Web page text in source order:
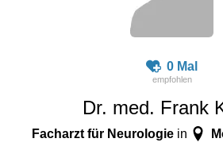
0 Mal
Dr. med. Frank
Facharzt für Neurologie in